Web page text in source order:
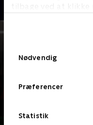
tilbage ved at klikke
Nødvendig
Præferencer
Statistik